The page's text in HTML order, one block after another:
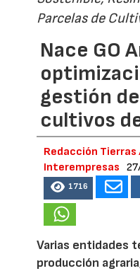
Parcelas de
Nace GO
gestión
cultivos
Redacción Tierras
Interempresas
1716
Varias entidades
producción